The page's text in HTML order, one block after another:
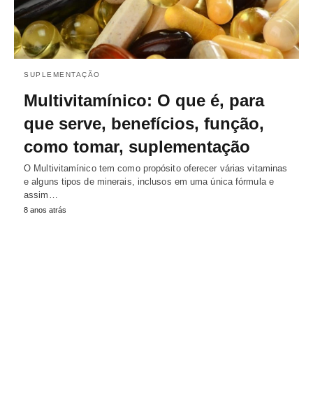
SUPLEMENTAÇÃO
Multivitamínico: O que é, para
que serve, benefícios, função,
como tomar, suplementação
O Multivitamínico tem como propósito oferecer várias vitaminas
e alguns tipos de minerais, inclusos em uma única fórmula e
assim…
8 anos atrás